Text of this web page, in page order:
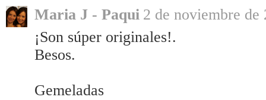
Maria J - Paqui 2 de noviembre de
¡Son súper originales!.
Besos.
Gemeladas